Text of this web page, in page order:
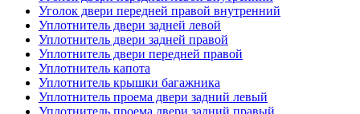
Уголок двери передней правой внутренний
Уплотнитель двери задней левой
Уплотнитель двери задней правой
Уплотнитель двери передней правой
Уплотнитель капота
Уплотнитель крышки багажника
Уплотнитель проема двери задний левый
Уплотнитель проема двери задний правый